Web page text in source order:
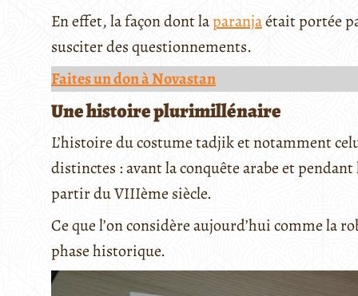
En effet, la façon dont laparanjaétait portée
susciter des questionnements.
Faites un don à Novastan
Une histoire plurimillénaire
L’histoire du costume tadjik et notamment
distinctes : avant la conquête arabe et
partir du VIIIème siècle.
Ce que l’on considère aujourd’hui comme la
phase historique.